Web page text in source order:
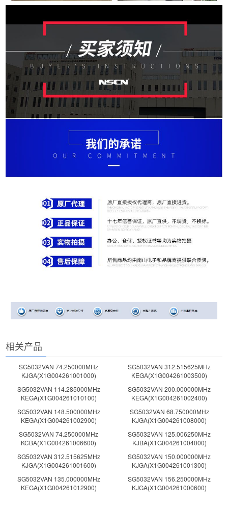
相关产品
SG5032VAN 74.250000MHz
KJGA(X1G004261001000)
SG5032VAN 312.515625MHz
KEGA(X1G004261003500)
SG5032VAN 114.285000MHz
KEGA(X1G004261010100)
SG5032VAN 200.000000MHz
KEGA(X1G004261002400)
SG5032VAN 148.500000MHz
KEGA(X1G004261002900)
SG5032VAN 68.750000MHz
KJGA(X1G004261008000)
SG5032VAN 74.250000MHz
KCBA(X1G004261006600)
SG5032VAN 125.006250MHz
KJBA(X1G004261004000)
SG5032VAN 312.515625MHz
KJGA(X1G004261001600)
SG5032VAN 150.000000MHz
KJGA(X1G004261001300)
SG5032VAN 135.000000MHz
KEGA(X1G004261012900)
SG5032VAN 156.250000MHz
KJGA(X1G004261000600)